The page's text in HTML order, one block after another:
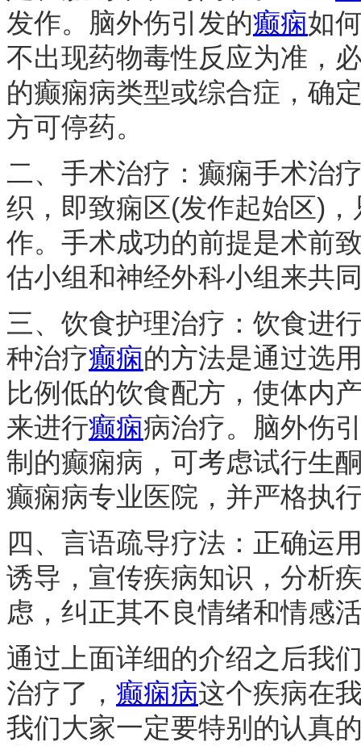
发作。脑外伤引发的癫痫如
不出现药物毒性反应为准，
的癫痫病类型或综合症，确
方可停药。
二、手术治疗：癫痫手术治
织，即致痫区(发作起始区)
作。手术成功的前提是术前
估小组和神经外科小组来共
三、饮食护理治疗：饮食进
种治疗癫痫的方法是通过选
比例低的饮食配方，使体内
来进行癫痫病治疗。脑外伤
制的癫痫病，可考虑试行生
癫痫病专业医院，并严格执
四、言语疏导疗法：正确运
诱导，宣传疾病知识，分析
虑，纠正其不良情绪和情感
通过上面详细的介绍之后我
治疗了， 癫痫病这个疾病在
我们大家一定要特别的认真